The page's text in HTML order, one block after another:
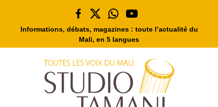
Informations, débats, magazines : toute l’actualité du
Mali, en 5 langues